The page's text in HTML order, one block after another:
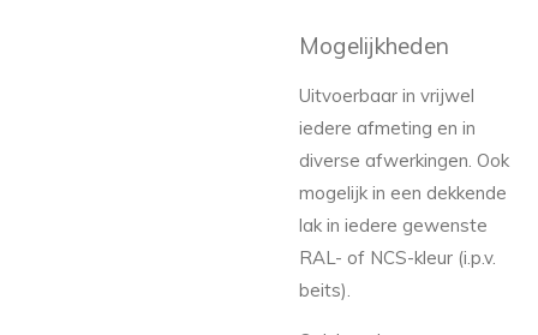
Mogelijkheden
Uitvoerbaar in vrijwel
iedere afmeting en in
diverse afwerkingen. Ook
mogelijk in een dekkende
lak in iedere gewenste
RAL- of NCS-kleur (i.p.v.
beits).